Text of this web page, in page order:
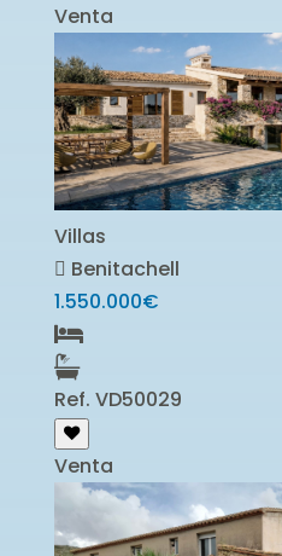
Venta
Villas
Benitachell
1.550.000€
Ref. VD50029
Venta